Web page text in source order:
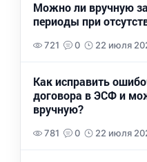
Можно ли вручную
периоды при
721 0 22 июля
Как исправить
договора в ЭСФ и
вручную?
781 0 22 июля